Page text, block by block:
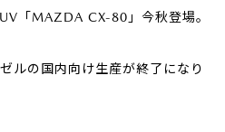
「MAZDA CX-80」今秋登場。
ルの国内向け生産が終了になり